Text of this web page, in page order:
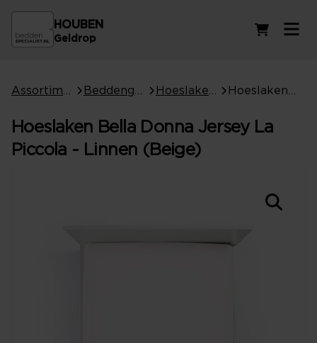
HOUBEN
Geldrop
Hoeslaken Bella Donna Jersey La
Piccola - Linnen (Beige)